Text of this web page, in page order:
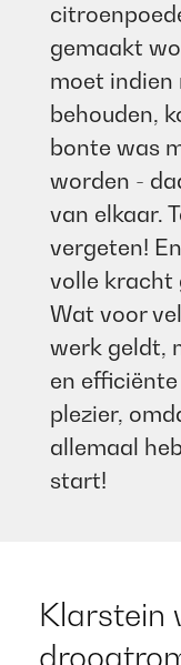
gemaakt
moet indien
behouden,
bonte was
worden -
van elkaar.
vergeten!
volle kracht
Wat voor
werk geldt,
en
plezier,
allemaal
start!​
​Klarstein